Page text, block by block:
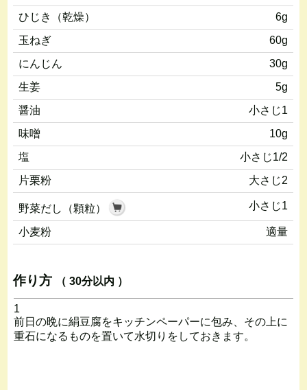
ひじき（乾燥）
6g
玉ねぎ
60g
にんじん
30g
生姜
5g
醤油
小さじ1
味噌
10g
塩
小さじ1/2
片栗粉
大さじ2
野菜だし（顆粒） 小さじ1
小麦粉 適量
作り方 （ 30分以内 ）
1
前日の晩に絹豆腐をキッチンペーパーに包み、その上に
重石になるものを置いて水切りをしておきます。